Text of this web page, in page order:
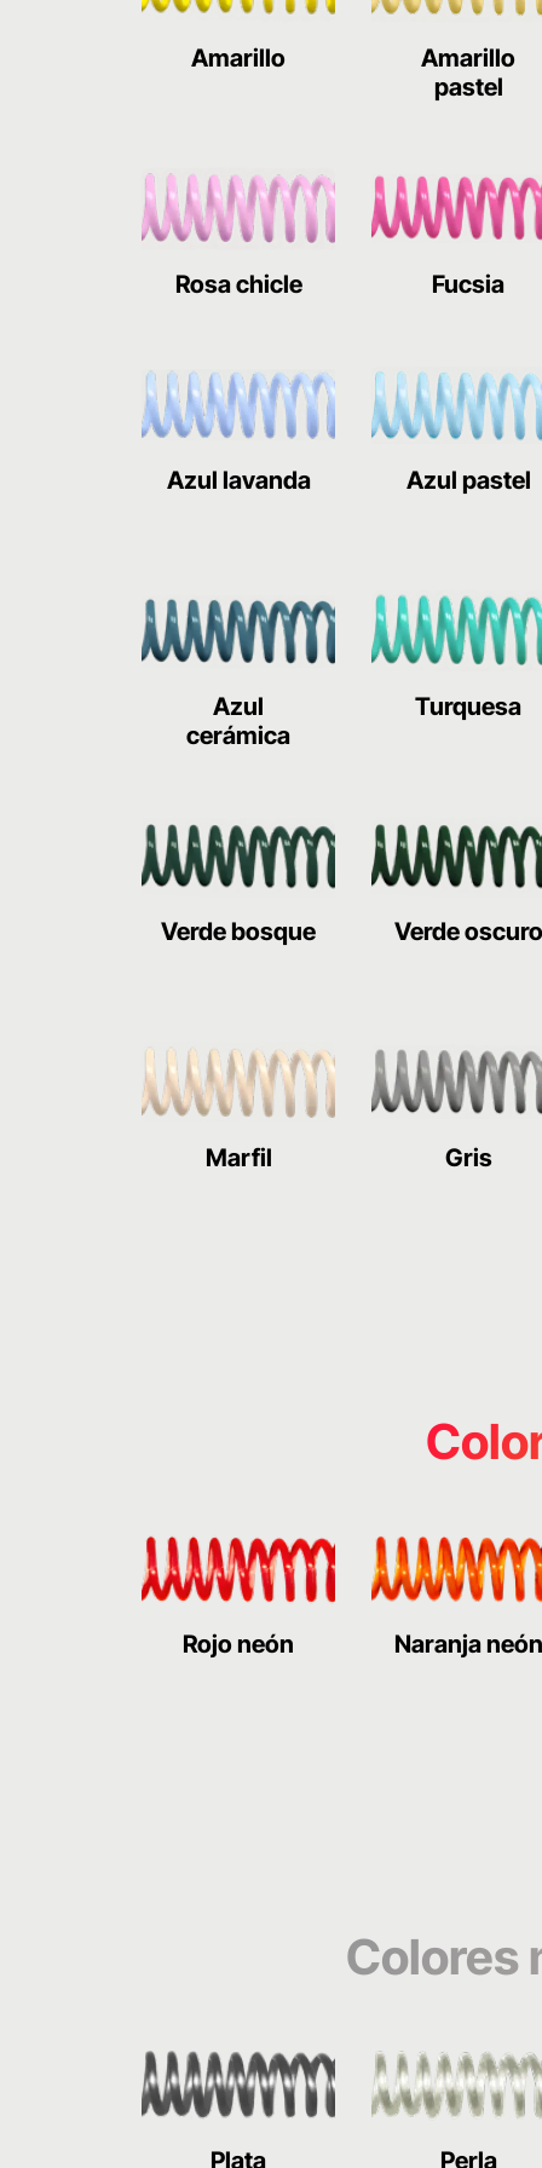
Amarillo
Amarillo
pastel
Rosa chicle Fucsia
Azul lavanda Azul pastel
Azul
cerámica
Turquesa
Verde bosque Verde oscuro
Marfil Gris
Rojo neón Naranja neón
Colores
Plata Perla